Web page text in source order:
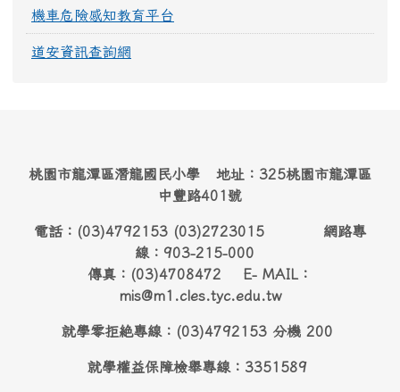
機車危險感知教育平台
道安資訊查詢網
桃園市龍潭區潛龍國民小學 地址：325桃園市龍潭區
中豐路401號
電話：(03)4792153 (03)2723015 網路專
線：903-215-000
傳真：(03)4708472 E- MAIL：
mis@m1.cles.tyc.edu.tw
就學零拒絶專線：(03)4792153 分機 200
就學權益保障檢舉專線：3351589